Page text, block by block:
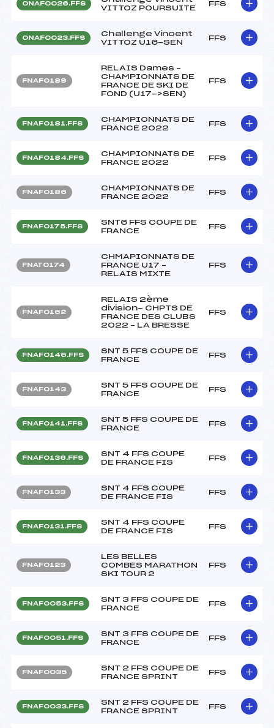
ONAF0026.FFS
VITTOZ POURSUITE
FFS
ONAF0023.FFS
Challenge Vincent
VITTOZ U16-SEN
FFS
FNAF0189
RELAIS Dames –
CHAMPIONNATS DE
FRANCE DE SKI DE
FOND (U17->SEN)
FFS
FNAF0181.FFS
CHAMPIONNATS DE
FRANCE 2022
FFS
FNAF0184.FFS
CHAMPIONNATS DE
FRANCE 2022
FFS
FNAF0186
CHAMPIONNATS DE
FRANCE 2022
FFS
FNAF0175.FFS
SNT6 FFS COUPE DE
FRANCE
FFS
FNAT0174
CHMAPIONNATS DE
FRANCE U17 –
RELAIS MIXTE
FFS
FNAF0162
RELAIS 2ème
division- CHPTS DE
FRANCE DES CLUBS
2022 – LA BRESSE
FFS
FNAF0146.FFS
SNT 5 FFS COUPE DE
FRANCE
FFS
FNAF0143
SNT 5 FFS COUPE DE
FRANCE
FFS
FNAF0141.FFS
SNT 5 FFS COUPE DE
FRANCE
FFS
FNAF0136.FFS
SNT 4 FFS COUPE
DE FRANCE FIS
FFS
FNAF0133
SNT 4 FFS COUPE
DE FRANCE FIS
FFS
FNAF0131.FFS
SNT 4 FFS COUPE
DE FRANCE FIS
FFS
FNAF0123
LES BELLES
COMBES MARATHON
SKI TOUR 2
FFS
FNAF0053.FFS
SNT 3 FFS COUPE DE
FRANCE
FFS
FNAF0051.FFS
SNT 3 FFS COUPE DE
FRANCE
FFS
FNAF0035
SNT 2 FFS COUPE DE
FRANCE SPRINT
FFS
FNAF0033.FFS
SNT 2 FFS COUPE DE
FRANCE SPRINT
FFS